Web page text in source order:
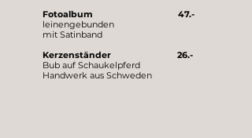
Fotoalbum
47.-
leinengebunden
mit Satinband
Kerzenständer 26.-
Bub auf Schaukelpferd
Handwerk aus Schweden